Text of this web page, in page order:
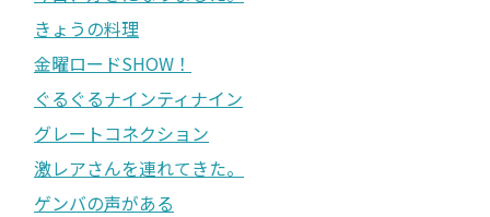
きょうの料理
金曜ロードSHOW！
ぐるぐるナインティナイン
グレートコネクション
激レアさんを連れてきた。
ゲンバの声がある